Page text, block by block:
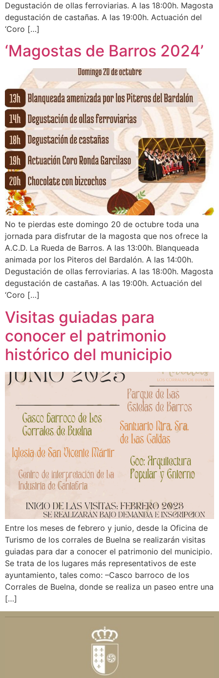
Degustación de ollas ferroviarias. A las 18:00h. Magosta
degustación de castañas. A las 19:00h. Actuación del
‘Coro […]
‘Magostas de Barros 2024’
No te pierdas este domingo 20 de octubre toda una
jornada para disfrutar de la magosta que nos ofrece la
A.C.D. La Rueda de Barros. A las 13:00h. Blanqueada
animada por los Piteros del Bardalón. A las 14:00h.
Degustación de ollas ferroviarias. A las 18:00h. Magosta
degustación de castañas. A las 19:00h. Actuación del
‘Coro […]
Visitas guiadas para
conocer el patrimonio
histórico del municipio
Entre los meses de febrero y junio, desde la Oficina de
Turismo de los corrales de Buelna se realizarán visitas
guiadas para dar a conocer el patrimonio del municipio.
Se trata de los lugares más representativos de este
ayuntamiento, tales como: –Casco barroco de los
Corrales de Buelna, donde se realiza un paseo entre una
[…]